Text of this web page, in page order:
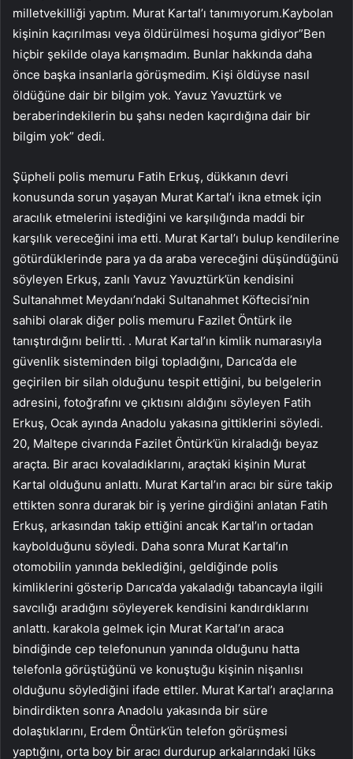
milletvekilliği yaptım. Murat Kartal’ı tanımıyorum.Kaybolan
kişinin kaçırılması veya öldürülmesi hoşuma gidiyor”Ben
hiçbir şekilde olaya karışmadım. Bunlar hakkında daha
önce başka insanlarla görüşmedim. Kişi öldüyse nasıl
öldüğüne dair bir bilgim yok. Yavuz Yavuztürk ve
beraberindekilerin bu şahsı neden kaçırdığına dair bir
bilgim yok” dedi.
Şüpheli polis memuru Fatih Erkuş, dükkanın devri
konusunda sorun yaşayan Murat Kartal’ı ikna etmek için
aracılık etmelerini istediğini ve karşılığında maddi bir
karşılık vereceğini ima etti. Murat Kartal’ı bulup kendilerine
götürdüklerinde para ya da araba vereceğini düşündüğünü
söyleyen Erkuş, zanlı Yavuz Yavuztürk’ün kendisini
Sultanahmet Meydanı’ndaki Sultanahmet Köftecisi’nin
sahibi olarak diğer polis memuru Fazilet Öntürk ile
tanıştırdığını belirtti. . Murat Kartal’ın kimlik numarasıyla
güvenlik sisteminden bilgi topladığını, Darıca’da ele
geçirilen bir silah olduğunu tespit ettiğini, bu belgelerin
adresini, fotoğrafını ve çıktısını aldığını söyleyen Fatih
Erkuş, Ocak ayında Anadolu yakasına gittiklerini söyledi.
20, Maltepe civarında Fazilet Öntürk’ün kiraladığı beyaz
araçta. Bir aracı kovaladıklarını, araçtaki kişinin Murat
Kartal olduğunu anlattı. Murat Kartal’ın aracı bir süre takip
ettikten sonra durarak bir iş yerine girdiğini anlatan Fatih
Erkuş, arkasından takip ettiğini ancak Kartal’ın ortadan
kaybolduğunu söyledi. Daha sonra Murat Kartal’ın
otomobilin yanında beklediğini, geldiğinde polis
kimliklerini gösterip Darıca’da yakaladığı tabancayla ilgili
savcılığı aradığını söyleyerek kendisini kandırdıklarını
anlattı. karakola gelmek için Murat Kartal’ın araca
bindiğinde cep telefonunun yanında olduğunu hatta
telefonla görüştüğünü ve konuştuğu kişinin nişanlısı
olduğunu söylediğini ifade ettiler. Murat Kartal’ı araçlarına
bindirdikten sonra Anadolu yakasında bir süre
dolaştıklarını, Erdem Öntürk’ün telefon görüşmesi
yaptığını, orta boy bir aracı durdurup arkalarındaki lüks